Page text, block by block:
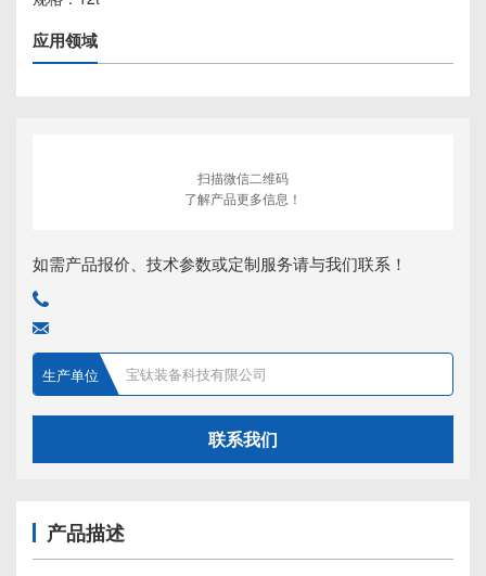
应用领域
扫描微信二维码
了解产品更多信息！
如需产品报价、技术参数或定制服务请与我们联系！
生产单位 宝钛装备科技有限公司
联系我们
产品描述